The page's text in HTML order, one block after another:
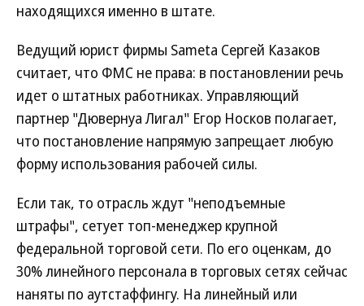
находящихся именно в штате.
Ведущий юрист фирмы Sameta Сергей Казаков
считает, что ФМС не права: в постановлении речь
идет о штатных работниках. Управляющий
партнер "Дювернуа Лигал" Егор Носков полагает,
что постановление напрямую запрещает любую
форму использования рабочей силы.
Если так, то отрасль ждут "неподъемные
штрафы", сетует топ-менеджер крупной
федеральной торговой сети. По его оценкам, до
30% линейного персонала в торговых сетях сейчас
наняты по аутстаффингу. На линейный или